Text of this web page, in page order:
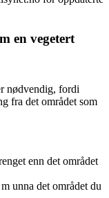
en vegetert
nødvendig, fordi
fra det området som
enn det området
unna det området du